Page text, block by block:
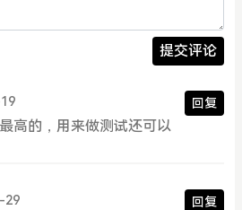
提交评论
回复
高的，用来做测试还可以
29 回复